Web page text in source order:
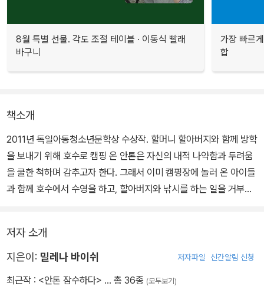
8월 특별 선물. 각도 조절 테이블 · 이동식 빨래
바구니
가장 빠르
합
책소개
2011년 독일아동청소년문학상 수상작. 할머니 할아버지와 함께 방학
을 보내기 위해 호수로 캠핑 온 안톤은 자신의 내적 나약함과 두려움
을 쿨한 척하며 감추고자 한다. 그래서 이미 캠핑장에 놀러 온 아이들
과 함께 호수에서 수영을 하고, 할아버지와 낚시를 하는 일을 거부하
그러나 할머니 할아버지는 안톤에게 낯선 아이들과 친구가 되고, 낚
을 기대하고 있었다. 안톤은 마지못해 할머니 할아버지의 기대를 채
저자 소개
지은이: 밀레나 바이쉬 저자파일 신간알림 신청
최근작 : <안톤 잠수하다> … 총 36종 (모두보기)